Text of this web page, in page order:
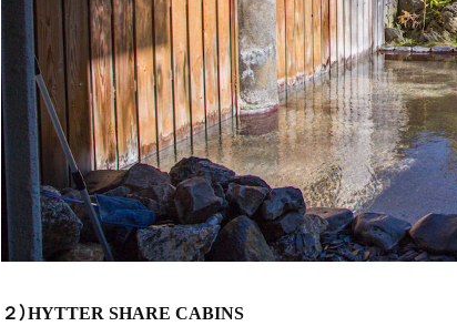
２）HYTTER SHARE CABINS